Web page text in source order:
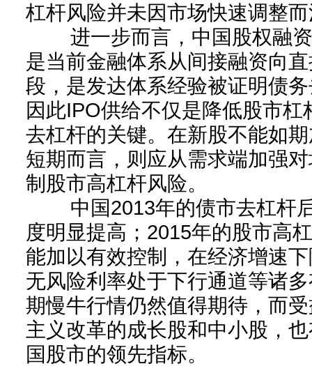
杠杆风险并未因市场快速调整
进一步而言，中国股权融资
是当前金融体系从间接融资向
段，是发达体系经验被证明债
因此IPO供给不仅是降低股市
去杠杆的关键。在新股不能如
短期而言，则应从需求端加强
制股市高杠杆风险。
中国2013年的债市去杠杆
度明显提高；2015年的股市高
能加以有效控制，在经济增速
无风险利率处于下行通道等诸
期慢牛行情仍然值得期待，而
主义改革的成长股和中小股，
国股市的领先指标。